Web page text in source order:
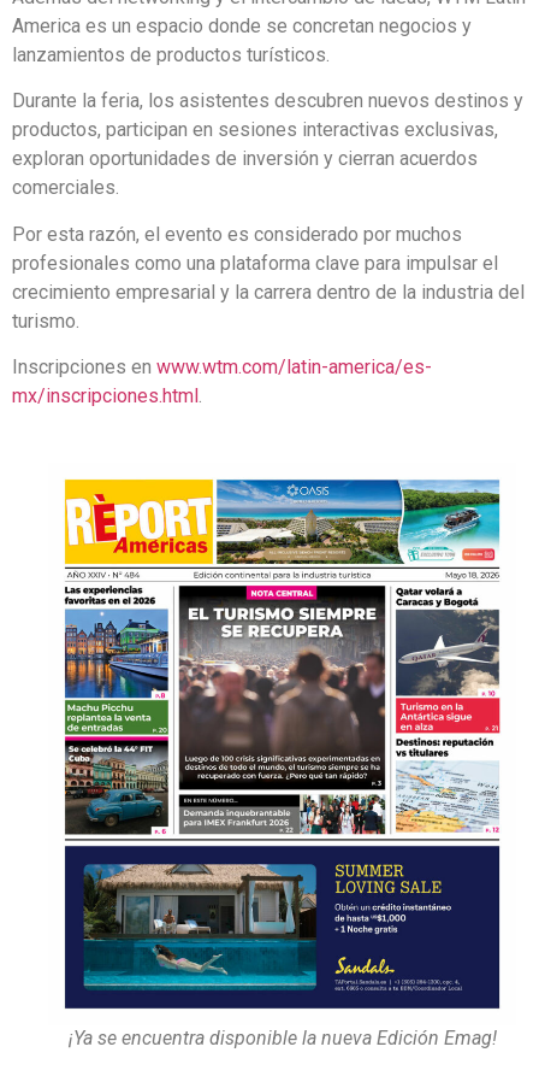
America es un espacio donde se concretan negocios y
lanzamientos de productos turísticos.
Durante la feria, los asistentes descubren nuevos destinos y
productos, participan en sesiones interactivas exclusivas,
exploran oportunidades de inversión y cierran acuerdos
comerciales.
Por esta razón, el evento es considerado por muchos
profesionales como una plataforma clave para impulsar el
crecimiento empresarial y la carrera dentro de la industria del
turismo.
Inscripciones en www.wtm.com/latin-america/es-
mx/inscripciones.html.
¡Ya se encuentra disponible la nueva Edición Emag!